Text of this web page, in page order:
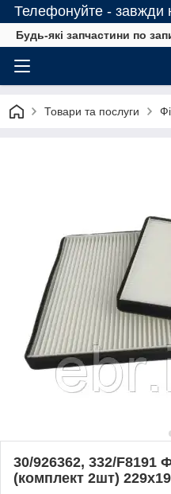
Телефонуйте - завжди
Будь-які запчастини по
Товари та послуги
30/926362, 332/F8191
(комплект 2шт)